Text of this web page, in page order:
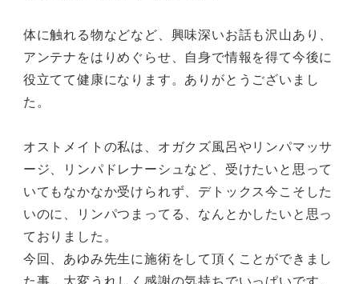
体に触れる物などなど、興味深いお話も沢山あり、
アンテナをはりめぐらせ、自身で情報を得て今後に
役立てて健康になります。ありがとうございまし
た。
オストメイトの私は、オガクズ風呂やリンパマッサ
ージ、リンパドレナーシュなど、受けたいと思って
いてもなかなか受けられず、デトックス今こそした
いのに、リンパつまってる、なんとかしたいと思っ
ておりました。
今回、あゆみ先生に施術をして頂くことができまし